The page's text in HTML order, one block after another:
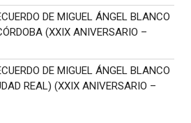
DE MIGUEL ÁNGEL BLANCO
(XXIX ANIVERSARIO –
DE MIGUEL ÁNGEL BLANCO
REAL) (XXIX ANIVERSARIO –